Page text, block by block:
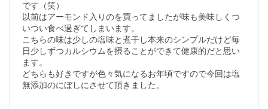
です（笑）
以前はアーモンド入りのを買ってましたが味も美味しくつ
いつい食べ過ぎてしまいます。
こちらの味は少しの塩味と煮干し本来のシンプルだけど毎
日少しずつカルシウムを摂ることができて健康的だと思い
ます。
どちらも好きですが色々気になるお年頃ですので今回は塩
無添加のにぼしにさせて頂きました。